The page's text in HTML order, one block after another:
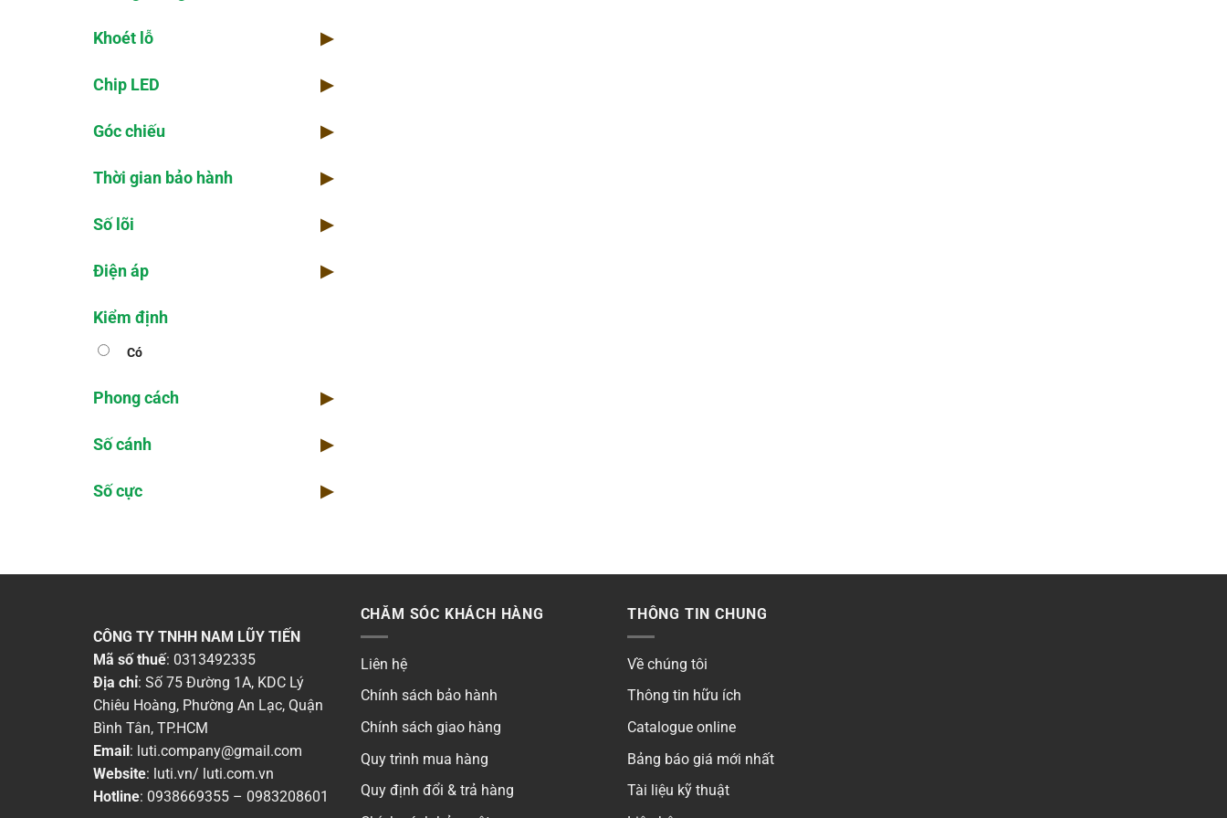
Khoét lỗ ▶
Chip LED ▶
Góc chiếu ▶
Thời gian bảo hành ▶
Số lõi ▶
Điện áp ▶
Kiểm định
Có
Phong cách ▶
Số cánh ▶
Số cực ▶
CÔNG TY TNHH NAM LŨY TIẾN
Mã số thuế: 0313492335
Địa chỉ: Số 75 Đường 1A, KDC Lý
Chiêu Hoàng, Phường An Lạc, Quận
Bình Tân, TP.HCM
Email : luti.company@gmail.com
Website: luti.vn/ luti.com.vn
Hotline: 0938669355 – 0983208601
CHĂM SÓC KHÁCH HÀNG
Liên hệ
Chính sách bảo hành
Chính sách giao hàng
Quy trình mua hàng
Quy định đổi & trả hàng
THÔNG TIN CHUNG
Về chúng tôi
Thông tin hữu ích
Catalogue online
Bảng báo giá mới nhất
Tài liệu kỹ thuật